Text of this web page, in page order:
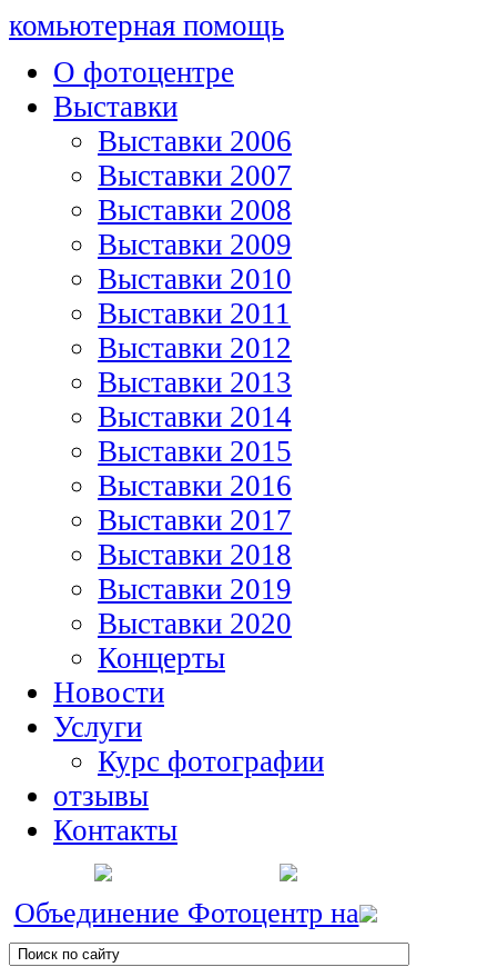
комьютерная помощь
О фотоцентре
Выставки
Выставки 2006
Выставки 2007
Выставки 2008
Выставки 2009
Выставки 2010
Выставки 2011
Выставки 2012
Выставки 2013
Выставки 2014
Выставки 2015
Выставки 2016
Выставки 2017
Выставки 2018
Выставки 2019
Выставки 2020
Концерты
Новости
Услуги
Курс фотографии
отзывы
Контакты
Объединение Фотоцентр на